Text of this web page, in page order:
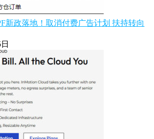
新政落地！取消付费广告计划 扶持转向